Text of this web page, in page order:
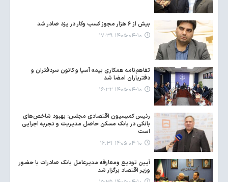
بیش از ۶ هزار مجوز کسب‌ وکار در یزد صادر شد
۱۴۰۵-۰۴-۱۰ ۱۷:۳۹
تفاهم‌نامه همکاری بیمه آسیا و کانون سردفتران و
دفتریاران امضا شد
۱۴۰۵-۰۴-۱۰ ۱۶:۳۲
رئیس کمیسیون اقتصادی مجلس: بهبود شاخص‌های
بانکی در بانک مسکن حاصل مدیریت و تجربه اجرایی
است
۱۴۰۵-۰۴-۱۰ ۱۶:۳۱
آیین تودیع ومعارفه مدیرعامل بانک صادرات با حضور
وزیر اقتصاد برگزار شد